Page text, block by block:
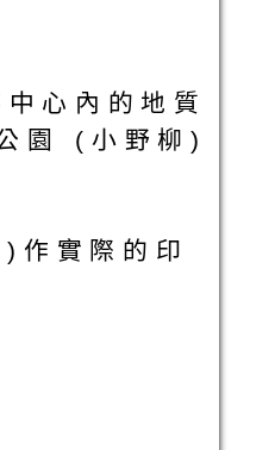
心內的地質
園 (小野柳)
作實際的印